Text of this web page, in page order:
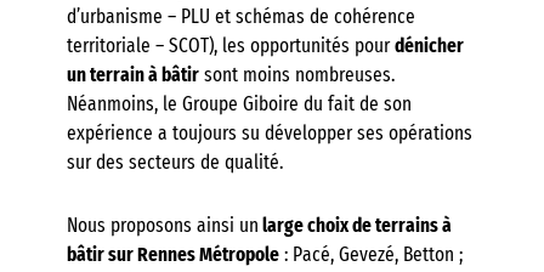
d’urbanisme – PLU et schémas de cohérence
territoriale – SCOT), les opportunités pourdénicher
un terrain à bâtir sont moins nombreuses.
Néanmoins, le Groupe Giboire du fait de son
expérience a toujours su développer ses opérations
sur des secteurs de qualité.
Nous proposons ainsi un large choix de terrains à
bâtir sur Rennes Métropole : Pacé, Gevezé, Betton ;